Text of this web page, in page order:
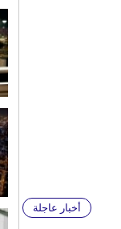
أخبار عاجلة